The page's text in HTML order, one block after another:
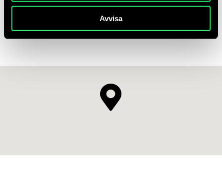
Avvisa
Hitta till konstverket
Puoitakvägen 1, Malmberget, Sverige